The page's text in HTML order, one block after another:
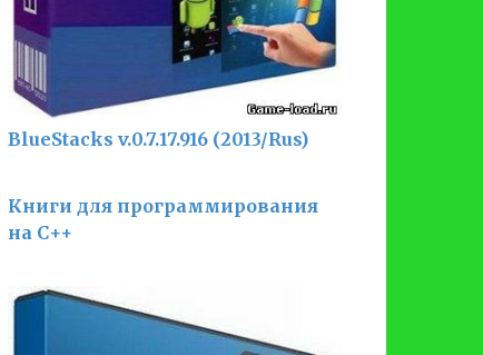
BlueStacks v.0.7.17.916 (2013/Rus)
Книги для программирования
на С++